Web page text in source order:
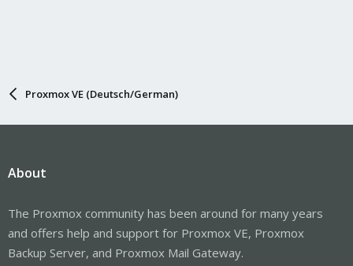
Proxmox VE (Deutsch/German)
About
The Proxmox community has been around for many years
and offers help and support for Proxmox VE, Proxmox
Backup Server, and Proxmox Mail Gateway.